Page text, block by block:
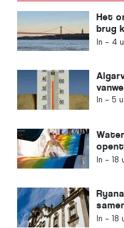
Het
brug
In - 4
In - 5
met
In - 18
In - 18